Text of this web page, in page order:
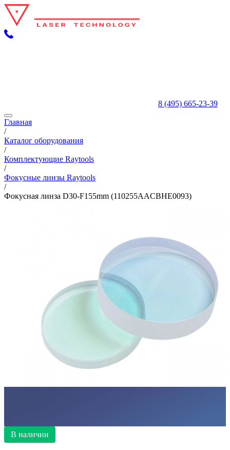
8 (495) 665-23-39
Главная
/
Каталог оборудования
/
Комплектующие Raytools
/
Фокусные линзы Raytools
/
Фокусная линза D30-F155mm (110255AACBHE0093)
В наличии